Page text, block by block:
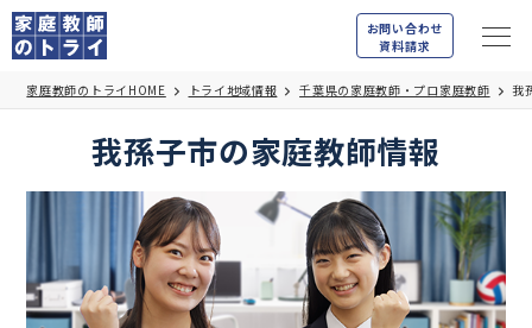
お問い合わせ
資料請求
家庭教師のトライHOME トライ地域情報 千葉県の家庭教師・プロ家庭教師 我
我孫子市の家庭教師情報